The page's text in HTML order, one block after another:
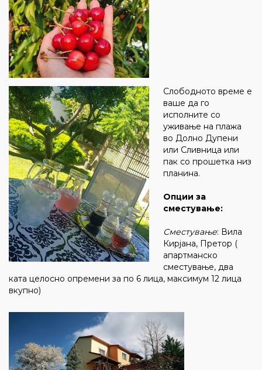
Слободното време е
ваше да го
исполните со
уживање на плажа
во Долно Дупени
или Сливница или
пак со прошетка низ
планина.
Опции за
сместување:
Сместување: Вила
Кирјана, Претор (
апартманско
сместување, два
ката целосно опремени за по 6 лица, максимум 12 лица
вкупно)